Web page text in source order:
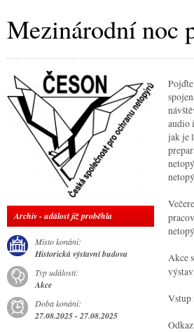
Mezinárodní noc
Archiv - událost již proběhla
Místo konání:
Historická výstavní budova
Typ události:
Akce
Doba konání:
27.08.2025 - 27.08.2025
audio
jak je
Akce
Vstup